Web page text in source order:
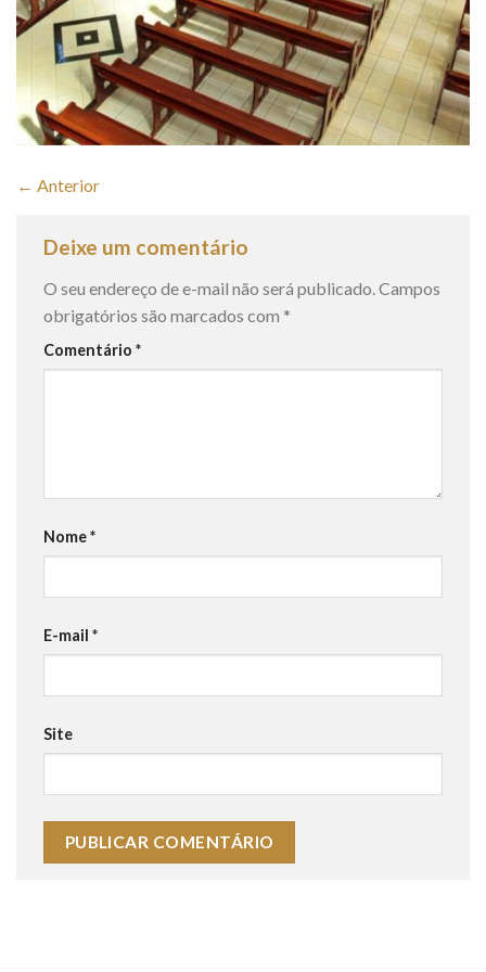
← Anterior
Deixe um comentário
O seu endereço de e-mail não será publicado. Campos
obrigatórios são marcados com *
Comentário *
Nome*
E-mail *
Site